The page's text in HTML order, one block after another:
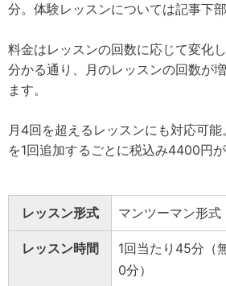
分。体験レッスンについては記事下
料金はレッスンの回数に応じて変化
分かる通り、月のレッスンの回数が
ます。
月4回を超えるレッスンにも対応可
を1回追加するごとに税込み4400円が
レッスン形式 マンツーマン形式
レッスン時間
1回当たり45分（
0分）